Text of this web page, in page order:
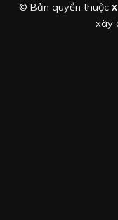
© Bản quyền thuộc
xây